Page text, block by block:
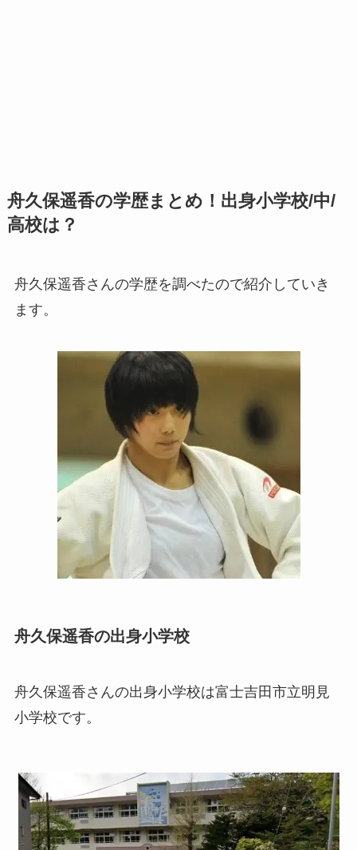
舟久保遥香の学歴まとめ！出身小学校/中/
高校は？
舟久保遥香さんの学歴を調べたので紹介していき
ます。
舟久保遥香の出身小学校
舟久保遥香さんの出身小学校は富士吉田市立明見
小学校です。